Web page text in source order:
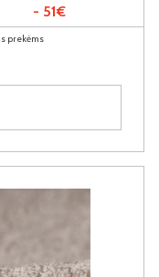
- 51€
prekėms